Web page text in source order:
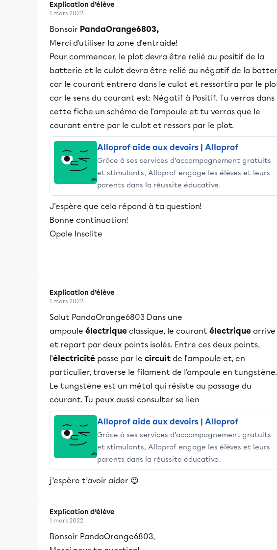
Explication d’élève
1 mars 2022
Bonsoir PandaOrange6803,
Merci d'utiliser la zone d'entraide!
Pour commencer, le plot devra être relié au positif de la
batterie et le culot devra être relié au négatif de la
car le courant entrera dans le culot et ressortira par le
car le sens du courant est: Négatif à Positif. Tu verras dans
cette fiche un schéma de l'ampoule et tu verras que le
courant entre par le culot et ressors par le plot.
Alloprof aide aux devoirs | Alloprof
Grâce à ses services d’accompagnement gratuits
et stimulants, Alloprof engage les élèves et leurs
parents dans la réussite éducative.
J'espère que cela répond à ta question!
Bonne continuation!
Opale Insolite
Explication d’élève
1 mars 2022
Salut PandaOrange6803 Dans une
ampoule électrique classique, le courant électrique arrive
et repart par deux points isolés. Entre ces deux points,
l'électricité passe par le circuit de l'ampoule et, en
particulier, traverse le filament de l'ampoule en tungstène.
Le tungstène est un métal qui résiste au passage du
courant. Tu peux aussi consulter se lien
Alloprof aide aux devoirs | Alloprof
Grâce à ses services d’accompagnement gratuits
et stimulants, Alloprof engage les élèves et leurs
parents dans la réussite éducative.
j’espère t’avoir aider 😉
Explication d’élève
1 mars 2022
Bonsoir PandaOrange6803,